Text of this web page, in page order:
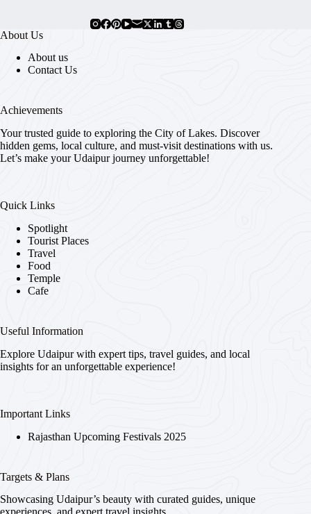
About Us
About us
Contact Us
Achievements
Your trusted guide to exploring the City of Lakes. Discover
hidden gems, local culture, and must-visit destinations with us.
Let’s make your Udaipur journey unforgettable!
Quick Links
Spotlight
Tourist Places
Travel
Food
Temple
Cafe
Useful Information
Explore Udaipur with expert tips, travel guides, and local
insights for an unforgettable experience!
Important Links
Rajasthan Upcoming Festivals 2025
Targets & Plans
Showcasing Udaipur’s beauty with curated guides, unique